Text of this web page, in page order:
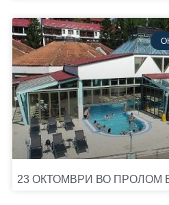
23 ОКТОМВРИ ВО ПРОЛОМ